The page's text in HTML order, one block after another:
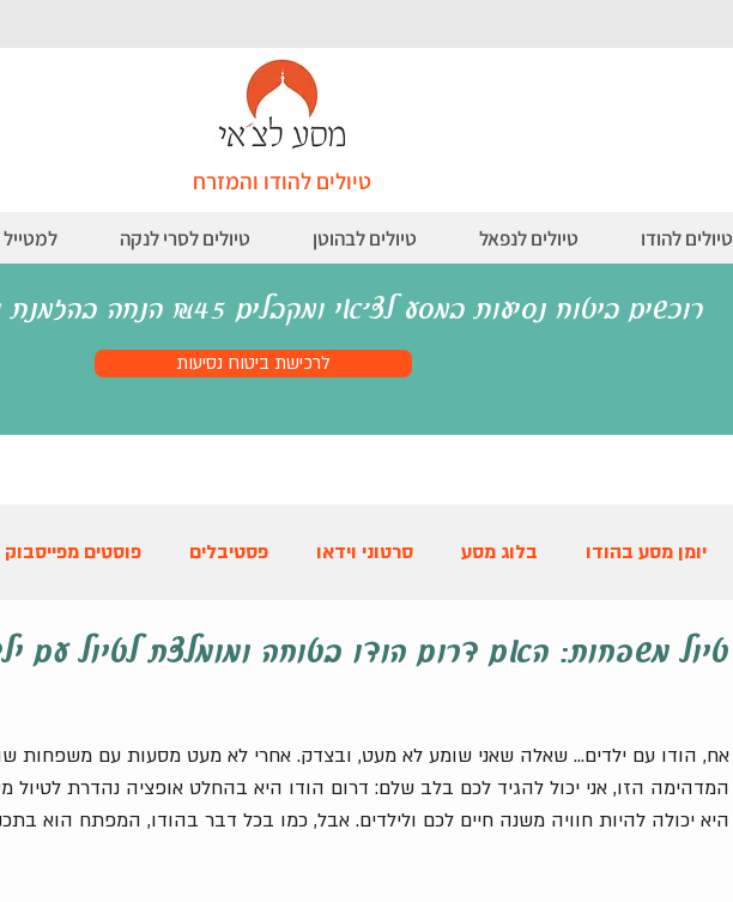
טיולים להודו והמזרח
טיולים להודו טיולים לנפאל טיולים לבהוטן טיולים לסרי לנקה
רוכשים ביטוח נסיעות במסע לצ׳אי ומקבלים ₪45 הנחה בהזמנת ויזה להודו
לרכישת ביטוח נסיעות
יומן מסע בהודו בלוג מסע סרטוני וידאו פסטיבלים פוסטים מפייסבוק
טיול משפחות: האם דרום הודו בטוחה ומומלצת לטיול עם
אח, הודו עם ילדים... שאלה שאני שומע לא מעט, ובצדק. אחרי לא מעט מסעות עם משפחות
המדהימה הזו, אני יכול להגיד לכם בלב שלם: דרום הודו היא בהחלט אופציה נהדרת לטיול
היא יכולה להיות חוויה משנה חיים לכם ולילדים. אבל, כמו בכל דבר בהודו, המפתח הוא